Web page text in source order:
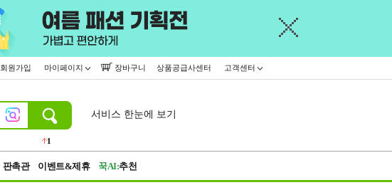
회원가입 마이페이지 장바구니 상품공급사센터 고객센터
1
서비스 한눈에 보기
판촉관 이벤트&제휴 꾹AI:추천